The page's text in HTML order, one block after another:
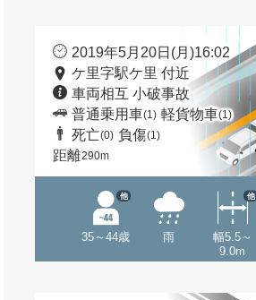
2019年5月20日(月)16:02
ケ里字駅ケ里 付近
車両相互 小破事故
普通乗用車(1) 軽貨物車(1)
死亡(0) 負傷(1)
距離290m
35～44歳
他
雨
幅5.5～
9.0m
他